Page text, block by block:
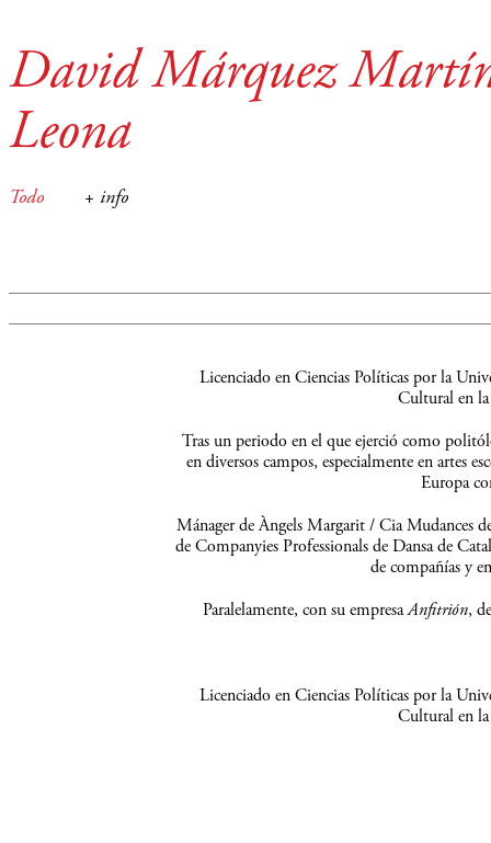
David Márquez
Leona
Todo + info
Licenciado en Ciencias Políticas por la
Cultural en
Tras un periodo en el que ejerció como
en diversos campos, especialmente en artes
Europa
Mánager de Àngels Margarit / Cia Mudances
de Companyies Professionals de Dansa de
de compañías y
Paralelamente, con su empresaAnfitrión,
Licenciado en Ciencias Políticas por la
Cultural en